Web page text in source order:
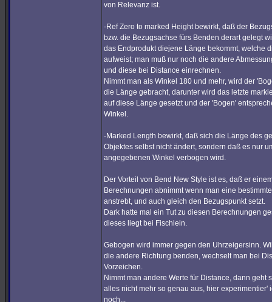
von Relevanz ist.
-Ref Zero to marked Height bewirkt, daß der
bzw. die Bezugsachse fürs Benden derart gelegt
das Endprodukt diejene Länge bekommt, welche
aufweist; man muß nur noch die andere
und diese bei Distance einrechnen.
Nimmt man als Winkel 180 und mehr, wird der
die Länge gebracht, darunter wird das letzte
auf diese Länge gesetzt und der 'Bogen'
Winkel.
-Marked Length bewirkt, daß sich die Länge des
Objektes selbst nicht ändert, sondern daß es nur
angegebenen Winkel verbogen wird.
Der Vorteil von Bend New Style ist es, daß er
Berechnungen abnimmt wenn man eine
anstrebt, und auch gleich den Bezugspunkt setzt.
Dark hatte mal ein Tut zu diesen Berechnungen
dieses liegt bei Fischlein.
Gebogen wird immer gegen den Uhrzeigersinn.
die andere Richtung benden, wechselt man bei
Vorzeichen.
Nimmt man andere Werte für Distance, dann geht
alles nicht mehr so genau aus, hier experimentier'
noch...